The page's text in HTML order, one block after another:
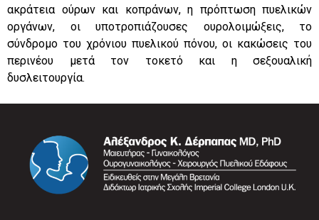
ακράτεια ούρων και κοπράνων, η πρόπτωση πυελικών
οργάνων, οι υποτροπιάζουσες ουρολοιμώξεις, το
σύνδρομο του χρόνιου πυελικού πόνου, οι κακώσεις του
περινέου μετά τον τοκετό και η σεξουαλική
δυσλειτουργία.